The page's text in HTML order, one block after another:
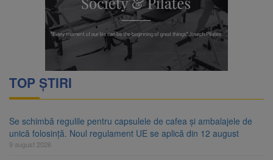
TOP ȘTIRI
Se schimbă regulile pentru capsulele de cafea și ambalajele de
unică folosință. Noul regulament UE se aplică din 12 august
9 august 2026